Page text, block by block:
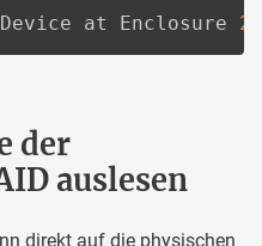
at Enclosure
der
auslesen
direkt auf die physischen